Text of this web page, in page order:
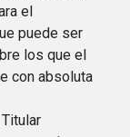
el
puede ser
los que el
con absoluta